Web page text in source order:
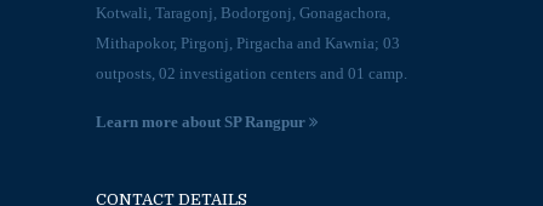
Kotwali, Taragonj, Bodorgonj, Gonagachora,
Mithapokor, Pirgonj, Pirgacha and Kawnia; 03
outposts, 02 investigation centers and 01 camp.
Learn more about SP Rangpur
CONTACT DETAILS